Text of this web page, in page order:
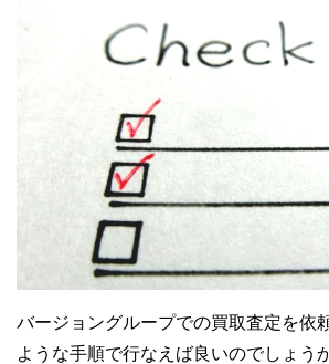
バージョングループでの買取査定を依
ような手順で行なえば良いのでしょうか